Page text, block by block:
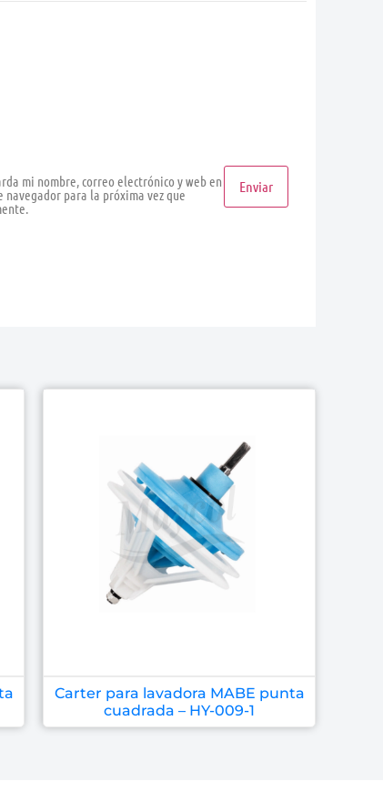
mi nombre, correo electrónico y web en
navegador para la próxima vez que
Carter para lavadora MABE punta
cuadrada – HY-009-1